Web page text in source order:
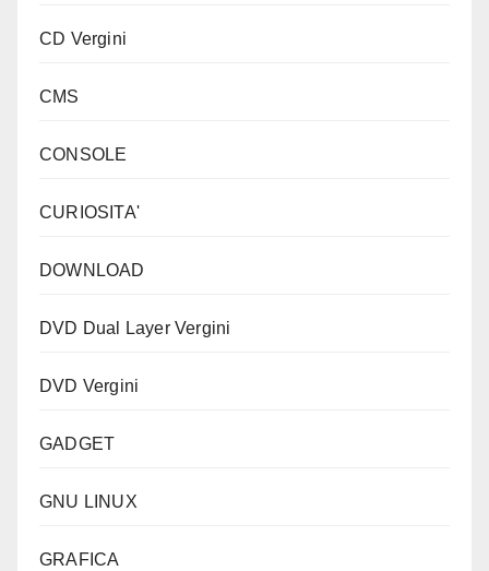
CD Vergini
CMS
CONSOLE
CURIOSITA'
DOWNLOAD
DVD Dual Layer Vergini
DVD Vergini
GADGET
GNU LINUX
GRAFICA